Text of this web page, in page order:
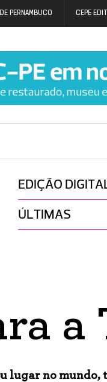
PERNAMBUCO CEPE
EDIÇÃO
ÚLTIMAS
a
lugar no